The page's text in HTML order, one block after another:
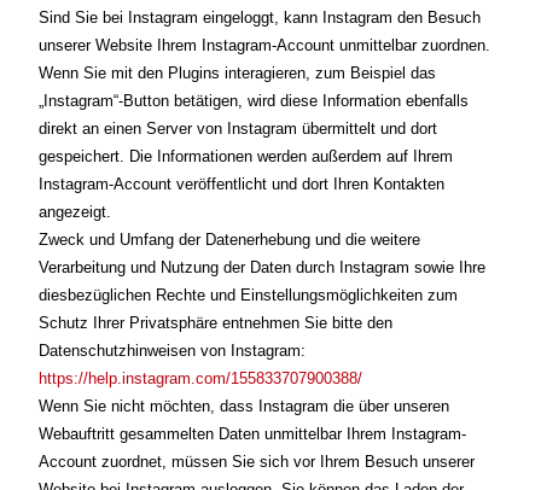
Sind Sie bei Instagram eingeloggt, kann Instagram den Besuch
unserer Website Ihrem Instagram-Account unmittelbar zuordnen.
Wenn Sie mit den Plugins interagieren, zum Beispiel das
„Instagram“-Button betätigen, wird diese Information ebenfalls
direkt an einen Server von Instagram übermittelt und dort
gespeichert. Die Informationen werden außerdem auf Ihrem
Instagram-Account veröffentlicht und dort Ihren Kontakten
angezeigt.
Zweck und Umfang der Datenerhebung und die weitere
Verarbeitung und Nutzung der Daten durch Instagram sowie Ihre
diesbezüglichen Rechte und Einstellungsmöglichkeiten zum
Schutz Ihrer Privatsphäre entnehmen Sie bitte den
Datenschutzhinweisen von Instagram:
https://help.instagram.com/155833707900388/
Wenn Sie nicht möchten, dass Instagram die über unseren
Webauftritt gesammelten Daten unmittelbar Ihrem Instagram-
Account zuordnet, müssen Sie sich vor Ihrem Besuch unserer